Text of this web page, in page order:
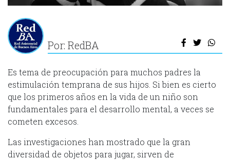
Por: RedBA
Es tema de preocupación para muchos padres la
estimulación temprana de sus hijos. Si bien es cierto
que los primeros años en la vida de un niño son
fundamentales para el desarrollo mental, a veces se
cometen excesos.
Las investigaciones han mostrado que la gran
diversidad de objetos para jugar, sirven de